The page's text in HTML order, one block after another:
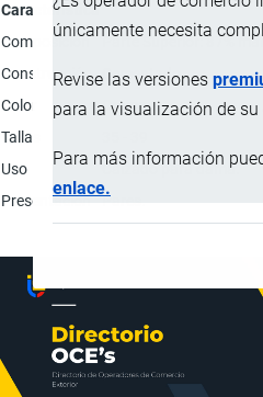
únicamente necesita
Revise las versiones
para la visualización de su
Para más información
enlace.
Característica
Composición
Parte Superior: 87%
Construcción
Cementado.
Color
Crema.
Tallas
Uso
Calzado para dama.
Presentación
Pares.